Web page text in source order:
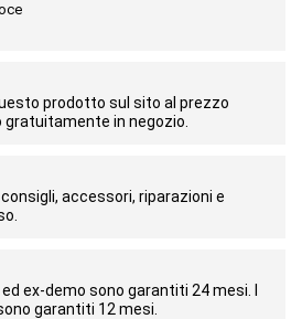
prodotto sul sito al prezzo
gratuitamente in negozio.
accessori, riparazioni e
ex-demo sono garantiti 24 mesi. I
garantiti 12 mesi.